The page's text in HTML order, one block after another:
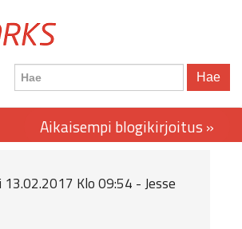
Hae
13.02.2017 Klo 09:54 - Jesse